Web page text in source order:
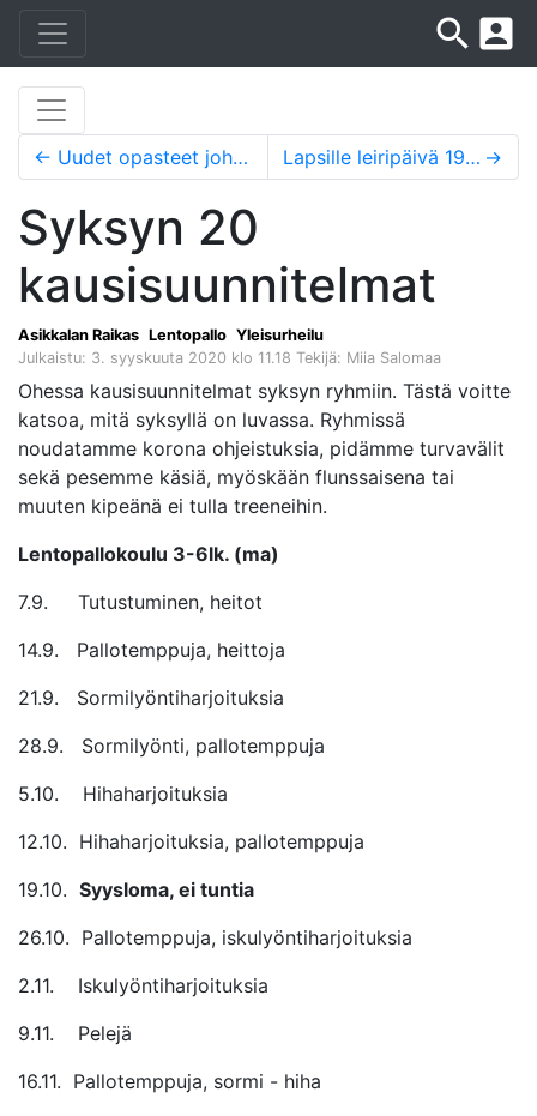
search account_box
← Uudet opasteet johdattavat suunnistustapahtumiin Lapsille leiripäivä 19.9. →
Syksyn 20
kausisuunnitelmat
Asikkalan Raikas Lentopallo Yleisurheilu
Julkaistu: 3. syyskuuta 2020 klo 11.18 Tekijä: Miia Salomaa
Ohessa kausisuunnitelmat syksyn ryhmiin. Tästä voitte
katsoa, mitä syksyllä on luvassa. Ryhmissä
noudatamme korona ohjeistuksia, pidämme turvavälit
sekä pesemme käsiä, myöskään flunssaisena tai
muuten kipeänä ei tulla treeneihin.
Lentopallokoulu 3-6lk. (ma)
7.9. Tutustuminen, heitot
14.9. Pallotemppuja, heittoja
21.9. Sormilyöntiharjoituksia
28.9. Sormilyönti, pallotemppuja
5.10. Hihaharjoituksia
12.10. Hihaharjoituksia, pallotemppuja
19.10. Syysloma, ei tuntia
26.10. Pallotemppuja, iskulyöntiharjoituksia
2.11. Iskulyöntiharjoituksia
9.11. Pelejä
16.11. Pallotemppuja, sormi - hiha